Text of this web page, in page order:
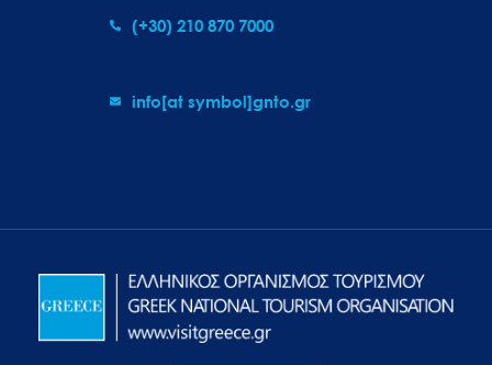
(+30) 210 870 7000
info[at symbol]gnto.gr